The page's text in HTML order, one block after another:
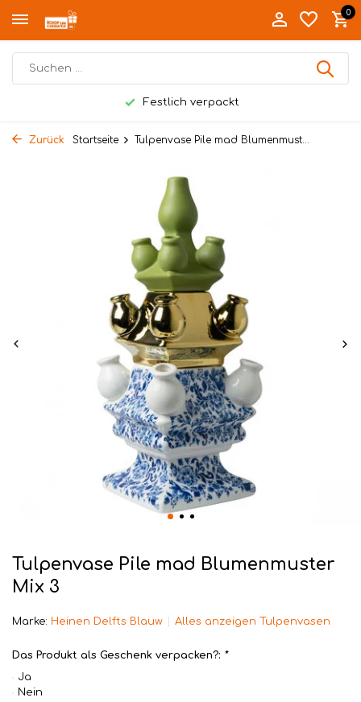
0
Festlich verpackt
Zurück Startseite Tulpenvase Pile mad Blumenmust...
Tulpenvase Pile mad Blumenmuster
Mix 3
Marke: Heinen Delfts Blauw Alles anzeigen Tulpenvasen
Das Produkt als Geschenk verpacken?: *
Ja
Nein